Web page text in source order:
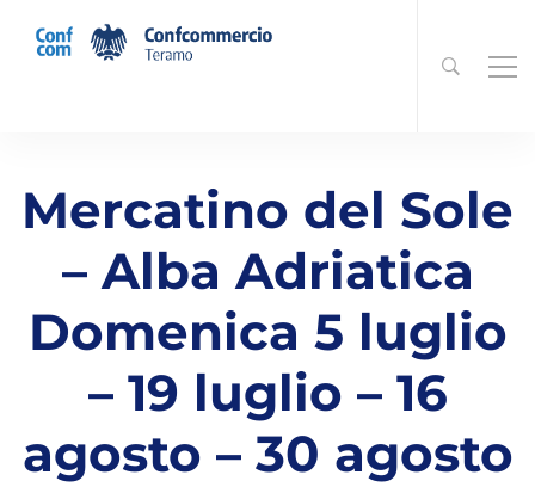
Mercatino del Sole
– Alba Adriatica
Domenica 5 luglio
– 19 luglio – 16
agosto – 30 agosto